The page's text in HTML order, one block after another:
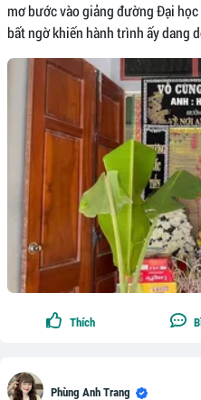
mơ bước vào giảng đường Đại
bất ngờ khiến hành trình ấy dang
Thích
Phùng Anh Trang